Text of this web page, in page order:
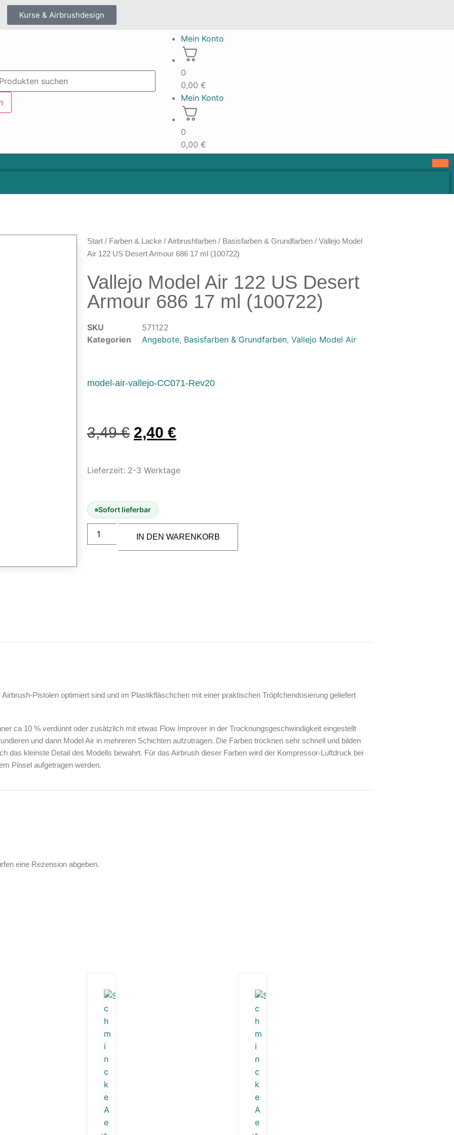
Kurse & Airbrushdesign
Mein Konto
0
0,00 €
Mein Konto
0
0,00 €
Start / Farben & Lacke / Airbrushfarben / Basisfarben & Grundfarben / Vallejo Model
Air 122 US Desert Armour 686 17 ml (100722)
Vallejo Model Air 122 US Desert
Armour 686 17 ml (100722)
SKU
571122
Kategorien
Angebote, Basisfarben & Grundfarben, Vallejo Model Air
model-air-vallejo-CC071-Rev20
3,49€ 2,40 €
Lieferzeit: 2-3 Werktage
Sofort lieferbar
IN DEN WARENKORB
Pistolen optimiert sind und im Plastikfläschchen mit einer praktischen Tröpfchendosierung geliefert
ca 10 % verdünnt oder zusätzlich mit etwas Flow Improver in der Trocknungsgeschwindigkeit eingestellt
und dann Model Air in mehreren Schichten aufzutragen. Die Farben trocknen sehr schnell und bilden
das kleinste Detail des Modells bewahrt. Für das Airbrush dieser Farben wird der Kompressor-Luftdruck bei
Pinsel aufgetragen werden.
eine Rezension abgeben.